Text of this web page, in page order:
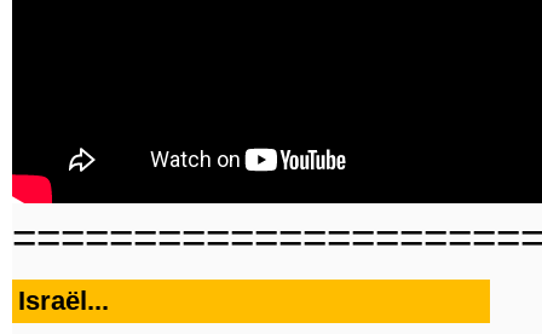
Israël...